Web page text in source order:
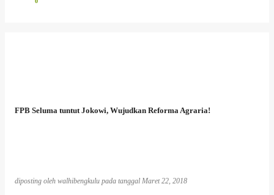
FPB Seluma tuntut Jokowi, Wujudkan Reforma Agraria!
diposting oleh walhibengkulu pada tanggal Maret 22, 2018